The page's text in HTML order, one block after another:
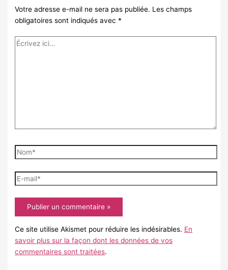
Votre adresse e-mail ne sera pas publiée. Les champs
obligatoires sont indiqués avec *
Écrivez
Nom*
E-
mail*
Ce site utilise Akismet pour réduire les indésirables. En
savoir plus sur la façon dont les données de vos
commentaires sont traitées.